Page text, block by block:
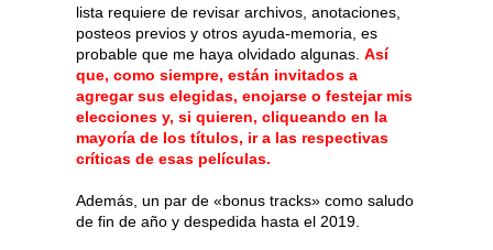
lista requiere de revisar archivos, anotaciones,
posteos previos y otros ayuda-memoria, es
probable que me haya olvidado algunas. Así
que, como siempre, están invitados a
agregar sus elegidas, enojarse o festejar mis
elecciones y, si quieren, cliqueando en la
mayoría de los títulos, ir a las respectivas
críticas de esas películas.
Además, un par de «bonus tracks» como saludo
de fin de año y despedida hasta el 2019.